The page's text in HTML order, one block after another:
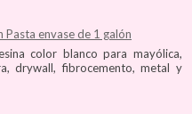
Pasta envase de 1 galón
color blanco para mayólica,
drywall, fibrocemento, metal y